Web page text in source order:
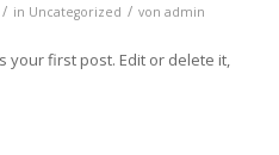
/ in Uncategorized / von admin
your first post. Edit or delete it,